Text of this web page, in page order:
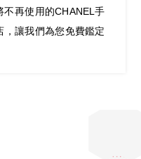
再使用的CHANEL手
，讓我們為您免費鑑定